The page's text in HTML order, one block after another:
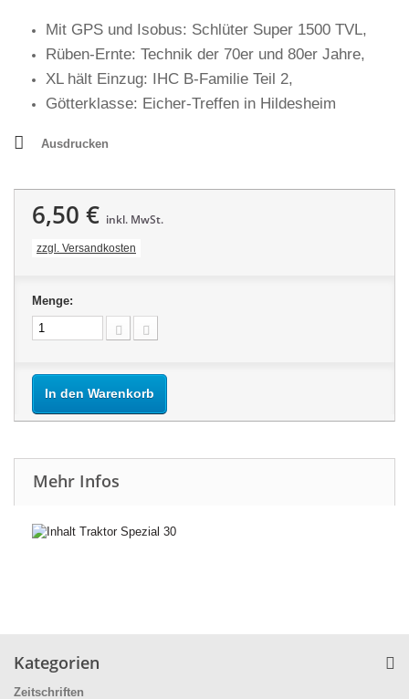
Mit GPS und Isobus: Schlüter Super 1500 TVL,
Rüben-Ernte: Technik der 70er und 80er Jahre,
XL hält Einzug: IHC B-Familie Teil 2,
Götterklasse: Eicher-Treffen in Hildesheim
Ausdrucken
6,50 € inkl. MwSt.
zzgl. Versandkosten
Menge:
In den Warenkorb
Mehr Infos
Kategorien
Zeitschriften